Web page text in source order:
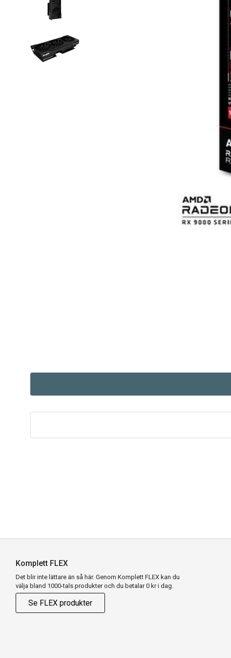
Komplett FLEX
Det blir inte lättare än så här. Genom Komplett FLEX kan du
välja bland 1000-tals produkter och du betalar 0 kr i dag.
Se FLEX produkter